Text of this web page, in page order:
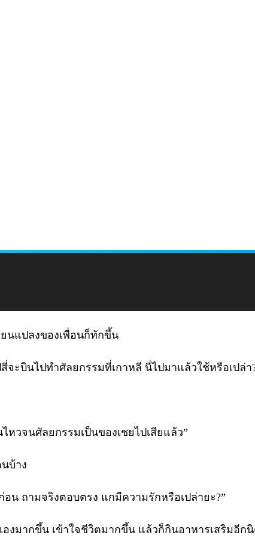
นแปลงของเพื่อนก็ทักขึ้น
ะบินไปทำศัลยกรรมที่เกาหลี นี่ไปมาแล้วใช้หรือเปล่า
วจนศัลยกรรมเป็นของเชยไปเสียแล้ว”
บ้าง
น ถามจริงตอบตรง แกมีความรักหรือเปล่ายะ?”
งมากขึ้น เข้าใจชีวิตมากขึ้น แล้วก็กินอาหารเสริมอีก